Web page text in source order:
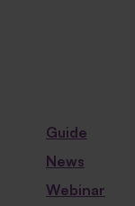
Guide
News
Webinar